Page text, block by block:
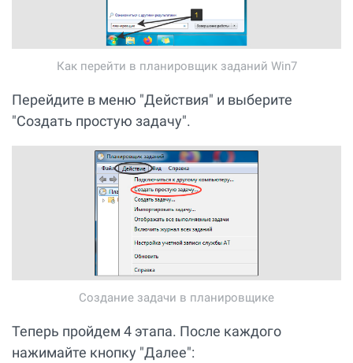
Как перейти в планировщик заданий Win7
Перейдите в меню "Действия" и выберите
"Создать простую задачу".
Создание задачи в планировщике
Теперь пройдем 4 этапа. После каждого
нажимайте кнопку "Далее":